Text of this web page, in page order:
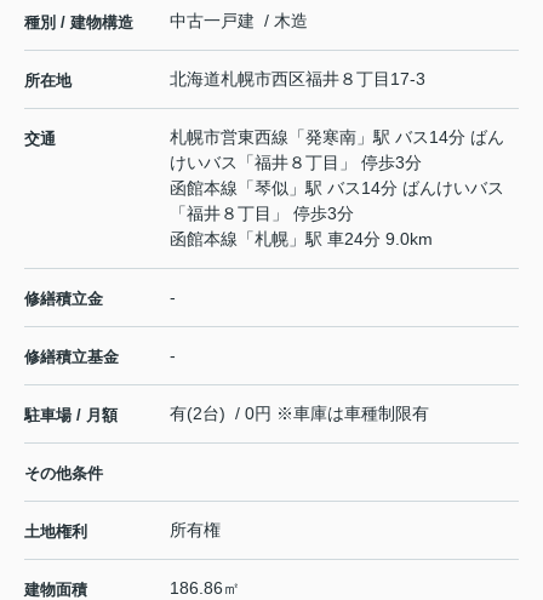
種別 / 建物構造 中古一戸建 / 木造
所在地 北海道札幌市西区福井８丁目17-3
交通 札幌市営東西線 「発寒南 」駅 バス14分 ばん
けいバス「福井８丁目」 停歩3分
函館本線 「琴似 」駅 バス14分 ばんけいバス
「福井８丁目」 停歩3分
函館本線 「札幌 」駅 車24分 9.0km
修繕積立金 -
修繕積立基金 -
駐車場 / 月額 有(2台) / 0円 ※車庫は車種制限有
その他条件
土地権利 所有権
建物面積 186.86㎡